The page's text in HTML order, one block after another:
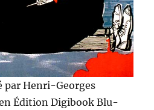
par Henri-Georges
Édition Digibook Blu-